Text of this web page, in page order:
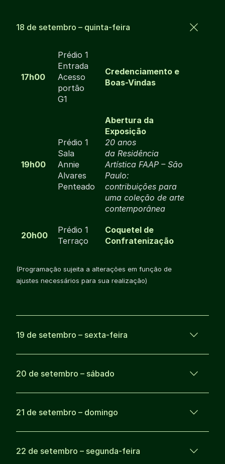
18 de setembro – quinta-feira
17h00
Prédio 1
Entrada
Acesso
portão
G1
Credenciamento e
Boas-Vindas
19h00
Prédio 1
Sala
Annie
Alvares
Penteado
Abertura da
Exposição
20 anos
da Residência
Artística FAAP – São
Paulo:
contribuições para
uma coleção de arte
contemporânea
20h00
Prédio 1
Terraço
Coquetel de
Confratenização
(Programação sujeita a alterações em função de
ajustes necessários para sua realização)
19 de setembro – sexta-feira
20 de setembro – sábado
21 de setembro – domingo
22 de setembro – segunda-feira